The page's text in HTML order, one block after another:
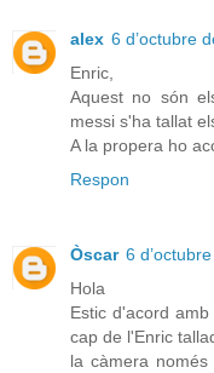
alex 6 d’octubre
Enric,
Aquest no són
messi s'ha tallat
A la propera ho
Respon
Òscar 6
Hola
Estic d'acord
cap de l'Enric
la càmera